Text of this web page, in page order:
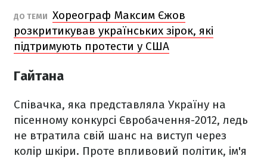
ДО ТЕМИ Хореограф Максим Єжов
розкритикував українських зірок, які
підтримують протести у США
Гайтана
Співачка, яка представляла Україну на
пісенному конкурсі Євробачення-2012, ледь
не втратила свій шанс на виступ через
колір шкіри. Проте впливовий політик, ім'я